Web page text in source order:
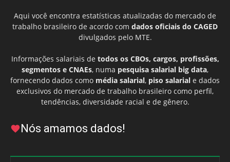
Aqui você encontra estatísticas atualizadas do mercado de
trabalho brasileiro de acordo com dados oficiais do CAGED
divulgados pelo MTE.
Informações salariais de todos os CBOs, cargos, profissões,
segmentos e CNAEs, numa pesquisa salarial big data,
fornecendo dados como média salarial, piso salarial e dados
exclusivos do mercado de trabalho brasileiro como perfil,
tendências, diversidade racial e de gênero.
Nós amamos dados!